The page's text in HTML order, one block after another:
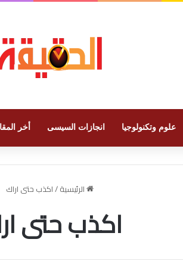
علوم وتكنولوجيا انجازات السيسى أخر
الرئيسية/اكذب حتى اراك
اكذب حتى